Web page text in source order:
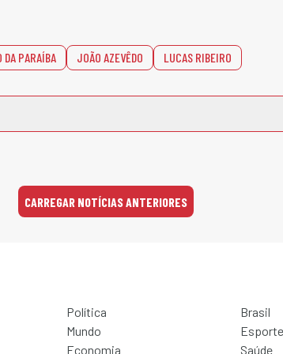
DA PARAÍBA JOÃO AZEVÊDO LUCAS RIBEIRO
CARREGAR NOTÍCIAS ANTERIORES
Política
Brasil
Mundo
Esporte
Economia Saúde